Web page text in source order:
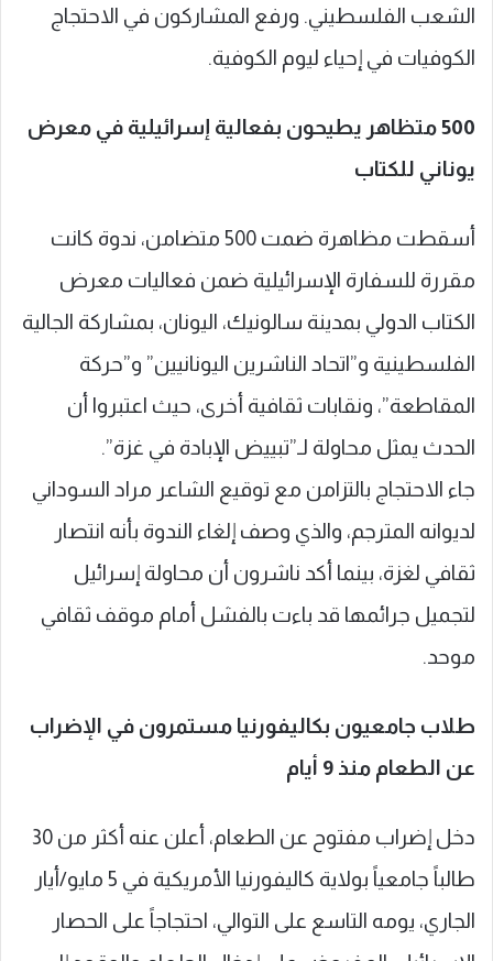
الشعب الفلسطيني. ورفع المشاركون في الاحتجاج
الكوفيات في إحياء ليوم الكوفية.
500 متظاهر يطيحون بفعالية إسرائيلية في معرض
يوناني للكتاب
أسقطت مظاهرة ضمت 500 متضامن، ندوة كانت
مقررة للسفارة الإسرائيلية ضمن فعاليات معرض
الكتاب الدولي بمدينة سالونيك، اليونان، بمشاركة الجالية
الفلسطينية و”اتحاد الناشرين اليونانيين” و”حركة
المقاطعة”، ونقابات ثقافية أخرى، حيث اعتبروا أن
الحدث يمثل محاولة لـ”تبييض الإبادة في غزة”.
جاء الاحتجاج بالتزامن مع توقيع الشاعر مراد السوداني
لديوانه المترجم، والذي وصف إلغاء الندوة بأنه انتصار
ثقافي لغزة، بينما أكد ناشرون أن محاولة إسرائيل
لتجميل جرائمها قد باءت بالفشل أمام موقف ثقافي
موحد.
طلاب جامعيون بكاليفورنيا مستمرون في الإضراب
عن الطعام منذ 9 أيام
دخل إضراب مفتوح عن الطعام، أعلن عنه أكثر من 30
طالباً جامعياً بولاية كاليفورنيا الأمريكية في 5 مايو/أيار
الجاري، يومه التاسع على التوالي، احتجاجاً على الحصار